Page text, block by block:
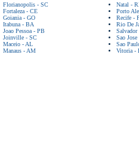
Florianopolis - SC
Fortaleza - CE
Goiania - GO
Itabuna - BA
Joao Pessoa - PB
Joinville - SC
Maceio - AL
Manaus - AM
Natal -
Porto
Recife -
Rio De
Sao
Sao
Vitoria -